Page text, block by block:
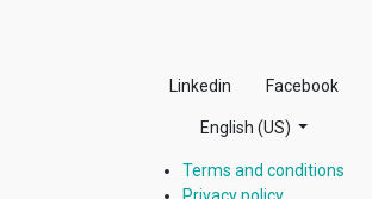
Linkedin Facebook
English (US)
Terms and conditions